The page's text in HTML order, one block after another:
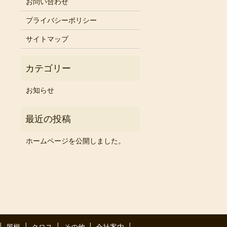
プライバシーポリシー
サイトマップ
お知らせ
ホームページを公開しました。